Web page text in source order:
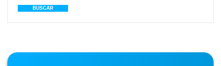
BUSCAR